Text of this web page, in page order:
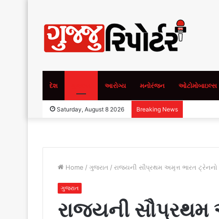
દેશ આરોગ્ય મનોરંજન ઓટોમોબાઇલ્સ
Saturday, August 8 2026 Breaking News
Home / ગુજરાત / રાજ્યની સૌપ્રથમ અમૃત્ત ભારત ટ્રેનનો
ગુજરાત
રાજ્યની સૌપ્રથમ